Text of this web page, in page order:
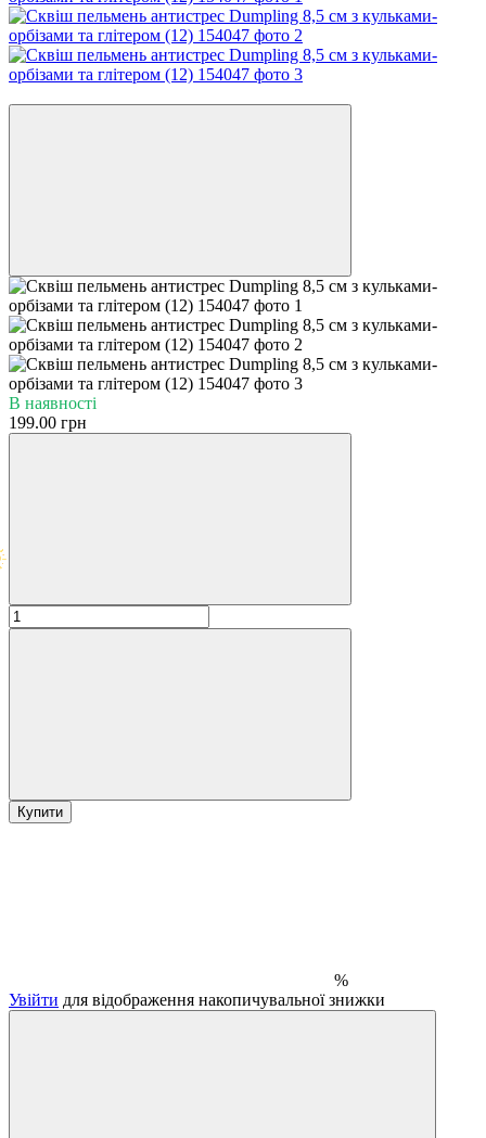
В наявності
199.00 грн
Купити
%
Увійти для відображення накопичувальної знижки